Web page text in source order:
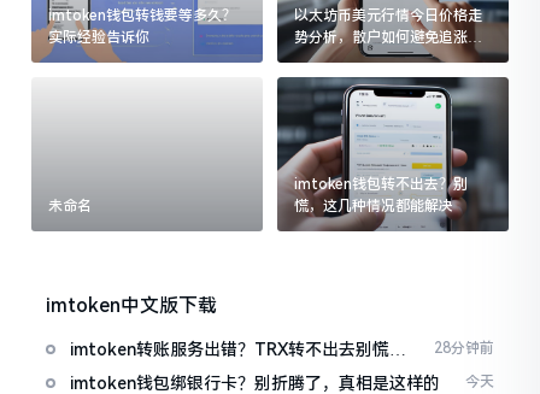
imtoken钱包转钱要等多久？
实际经验告诉你
以太坊币美元行情今日价格走
势分析，散户如何避免追涨杀
跌被套牢
未命名
imtoken钱包转不出去？别
慌，这几种情况都能解决
imtoken中文版下载
imtoken转账服务出错？TRX转不出去别慌，
这几招试试
28分钟前
imtoken钱包绑银行卡？别折腾了，真相是这样的 今天